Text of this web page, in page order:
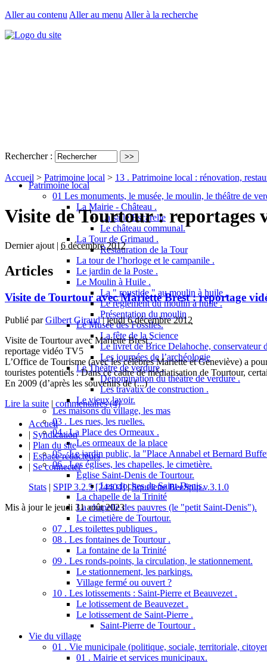
Aller au contenu Aller au menu Aller à la recherche
Patrimoine local
01 Les monuments, le musée, le moulin, le théâtre de
La Mairie - Château .
La salle Escarelle
Le château communal.
La Tour de Grimaud .
Restauration de la Tour
La tour de l’horloge et le campanile .
Le jardin de la Poste .
Le Moulin à Huile .
La " roustide " au moulin à huile .
Le règlement du moulin à huile .
Présentation du moulin
Le Musée des Fossiles.
La fête de la Science
Le livret de Brice Delahoche, conservateur
Les journées de l’archéologie
Le Théâtre de verdure .
Dénomination du théâtre de verdure .
Les travaux de construction .
Le vieux lavoir.
Les maisons du village, les mas
03 . Les rues, les ruelles.
04 . La Place des Ormeaux .
Les ormeaux de la place
05 . Le jardin public, la "Place Annabel et Bernard
06 . Les églises, les chapelles, le cimetière.
Eglise Saint-Denis de Tourtour.
Les cloches de Saint-Denis.
La chapelle de la Trinité
La chapelle des pauvres (le "petit Saint-Denis").
Le cimetière de Tourtour.
07 . Les toilettes publiques .
08 . Les fontaines de Tourtour .
La fontaine de la Trinité
09 . Les ronds-points, la circulation, le stationnement.
Le stationnement, les parkings.
Village fermé ou ouvert ?
10 . Les lotissements : Saint-Pierre et Beauvezet .
Le lotissement de Beauvezet .
Le lotissement de Saint-Pierre .
Saint-Pierre de Tourtour .
Vie du village
01 . Vie municipale (politique, sociale, territoriale,
01 . Mairie et services municipaux.
Rechercher :
Accueil > Patrimoine local > 13 . Patrimoine local : rénovation,
Visite de Tourtour : reportages
Dernier ajout | 6 décembre 2012
Articles
Visite de Tourtour avec Mariette Brest : reportage
Publié parGilbert Giraud|jeudi 6 décembre 2012
Visite de Tourtour avec Mariette Brest :
reportage vidéo TV5
L’Office de Tourisme (avec les célèbres Mariette et Geneviève) a
touristes potentiels . Dans ce cadre de médiatisation de Tourtour,
En 2009 (d’après les souvenirs de (...)
Lire la suite | commentaires (4)
Accueil
| Syndication
| Plan du site
| Espace rédacteurs
| Se connecter
Stats | SPIP 3.2.5 [24404]|Squelette BeeSpip v.3.1.0
Mis à jour le jeudi 31 août 2023